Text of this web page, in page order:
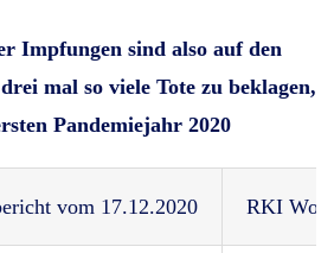
Impfungen sind also auf den
mal so viele Tote zu beklagen,
Pandemiejahr 2020
vom 17.12.2020 RKI